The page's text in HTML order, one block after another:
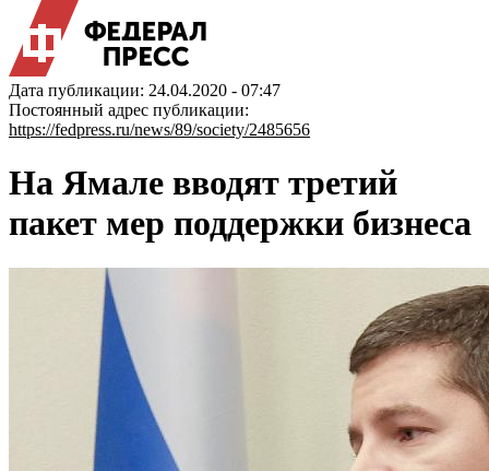
Дата публикации: 24.04.2020 - 07:47
Постоянный адрес публикации:
https://fedpress.ru/news/89/society/2485656
На Ямале вводят третий
пакет мер поддержки бизнеса